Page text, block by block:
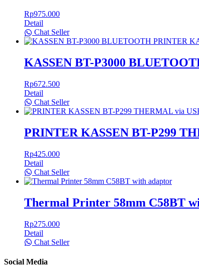
Rp975.000
Detail
Chat Seller
KASSEN BT-P3000
Rp672.500
Detail
Chat Seller
PRINTER KASSEN BT-P299
Rp425.000
Detail
Chat Seller
Thermal Printer 58mm C58BT
Rp275.000
Detail
Chat Seller
Social Media